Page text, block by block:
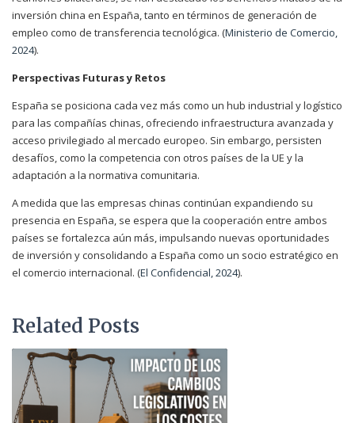
inversión china en España, tanto en términos de generación de
empleo como de transferencia tecnológica. (Ministerio de Comercio,
2024).
Perspectivas Futuras y Retos
España se posiciona cada vez más como un hub industrial y logístico
para las compañías chinas, ofreciendo infraestructura avanzada y
acceso privilegiado al mercado europeo. Sin embargo, persisten
desafíos, como la competencia con otros países de la UE y la
adaptación a la normativa comunitaria.
A medida que las empresas chinas continúan expandiendo su
presencia en España, se espera que la cooperación entre ambos
países se fortalezca aún más, impulsando nuevas oportunidades
de inversión y consolidando a España como un socio estratégico en
el comercio internacional. (El Confidencial, 2024).
Related Posts